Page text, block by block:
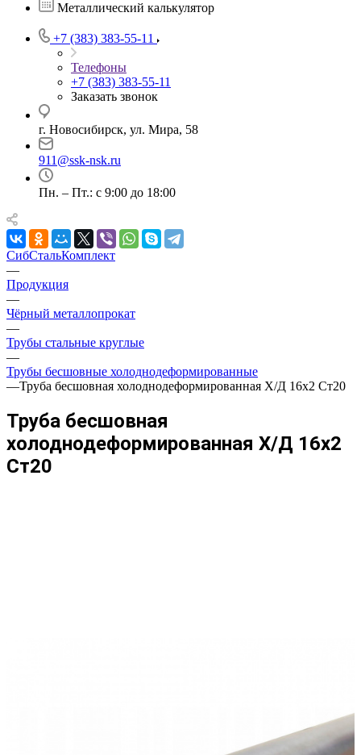
Металлический калькулятор
+7 (383) 383-55-11
Телефоны
+7 (383) 383-55-11
Заказать звонок
г. Новосибирск, ул. Мира, 58
911@ssk-nsk.ru
Пн. – Пт.: с 9:00 до 18:00
СибСтальКомплект
—
Продукция
—
Чёрный металлопрокат
—
Трубы стальные круглые
—
Трубы бесшовные холоднодеформированные
—Труба бесшовная холоднодеформированная Х/Д 16х2 Ст20
Труба бесшовная
холоднодеформированная Х/Д 16х2
Ст20